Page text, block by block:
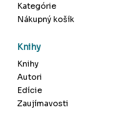
Kategórie
Nákupný košík
Knihy
Knihy
Autori
Edície
Zaujímavosti